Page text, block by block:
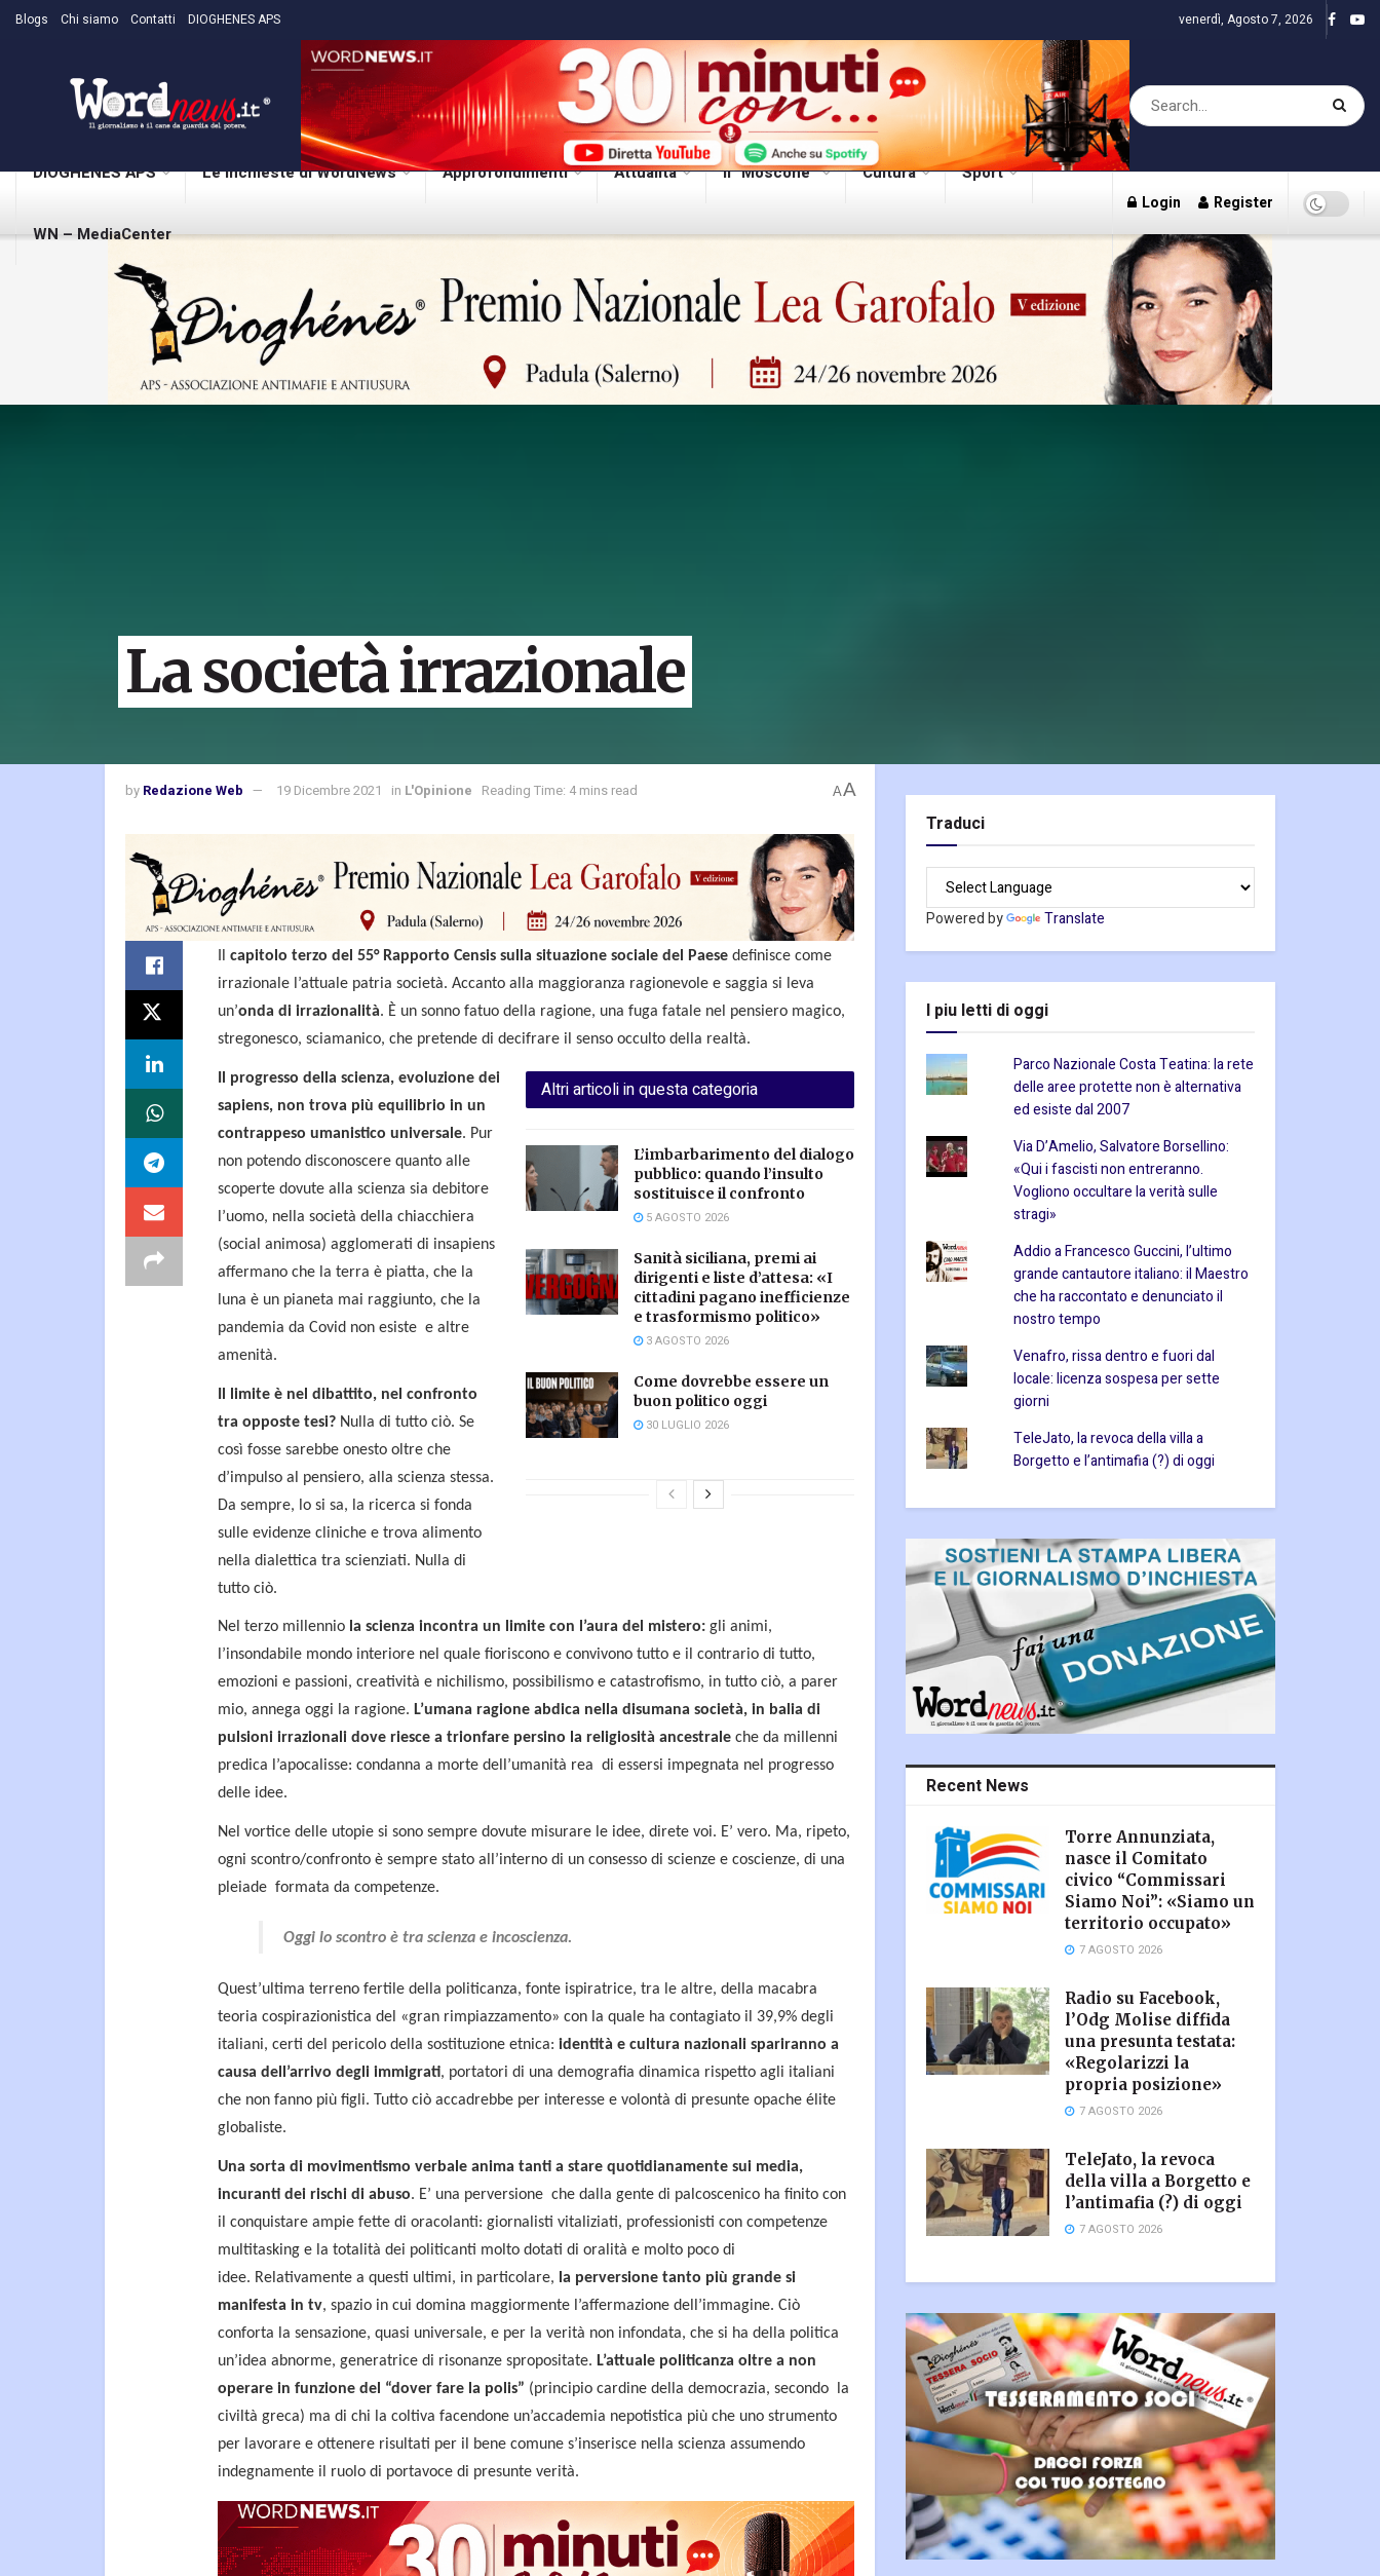
Blogs Chi siamo Contatti DIOGHENES APS venerdì, Agosto 7, 2026
DIOGHENES APS Le inchieste di WordNews Approfondimenti Attualità Il “Moscone” Cultura Sport
WN – MediaCenter
Login Register
La società irrazionale
by Redazione Web 19 Dicembre 2021 in L'Opinione Reading Time: 4 mins read AA
Il capitolo terzo del 55° Rapporto Censis sulla situazione sociale del Paese definisce come
irrazionale l’attuale patria società. Accanto alla maggioranza ragionevole e saggia si leva
un’onda di irrazionalità. È un sonno fatuo della ragione, una fuga fatale nel pensiero magico,
stregonesco, sciamanico, che pretende di decifrare il senso occulto della realtà.
Altri articoli in questa categoria
L’imbarbarimento del dialogo
pubblico: quando l’insulto
sostituisce il confronto
5 AGOSTO 2026
Sanità siciliana, premi ai
dirigenti e liste d’attesa: «I
cittadini pagano inefficienze
e trasformismo politico»
3 AGOSTO 2026
Come dovrebbe essere un
buon politico oggi
30 LUGLIO 2026
Il progresso della scienza, evoluzione dei
sapiens, non trova più equilibrio in un
contrappeso umanistico universale. Pur
non potendo disconoscere quanto alle
scoperte dovute alla scienza sia debitore
l’uomo, nella società della chiacchiera
(social animosa) agglomerati di insapiens
affermano che la terra è piatta, che la
luna è un pianeta mai raggiunto, che la
pandemia da Covid non esiste e altre
amenità.
Il limite è nel dibattito, nel confronto
tra opposte tesi? Nulla di tutto ciò. Se
così fosse sarebbe onesto oltre che
d’impulso al pensiero, alla scienza stessa.
Da sempre, lo si sa, la ricerca si fonda
sulle evidenze cliniche e trova alimento
nella dialettica tra scienziati. Nulla di
tutto ciò.
Nel terzo millennio la scienza incontra un limite con l’aura del mistero: gli animi,
l’insondabile mondo interiore nel quale fioriscono e convivono tutto e il contrario di tutto,
emozioni e passioni, creatività e nichilismo, possibilismo e catastrofismo, in tutto ciò, a parer
mio, annega oggi la ragione. L’umana ragione abdica nella disumana società, in balia di
pulsioni irrazionali dove riesce a trionfare persino la religiosità ancestrale che da millenni
predica l’apocalisse: condanna a morte dell’umanità rea di essersi impegnata nel progresso
delle idee.
Nel vortice delle utopie si sono sempre dovute misurare le idee, direte voi. E’ vero. Ma, ripeto,
ogni scontro/confronto è sempre stato all’interno di un consesso di scienze e coscienze, di una
pleiade formata da competenze.
Oggi lo scontro è tra scienza e incoscienza.
Quest’ultima terreno fertile della politicanza, fonte ispiratrice, tra le altre, della macabra
teoria cospirazionistica del «gran rimpiazzamento» con la quale ha contagiato il 39,9% degli
italiani, certi del pericolo della sostituzione etnica: identità e cultura nazionali spariranno a
causa dell’arrivo degli immigrati, portatori di una demografia dinamica rispetto agli italiani
che non fanno più figli. Tutto ciò accadrebbe per interesse e volontà di presunte opache élite
globaliste.
Una sorta di movimentismo verbale anima tanti a stare quotidianamente sui media,
incuranti dei rischi di abuso. E’ una perversione che dalla gente di palcoscenico ha finito con
il conquistare ampie fette di oracolanti: giornalisti vitaliziati, professionisti con competenze
multitasking e la totalità dei politicanti molto dotati di oralità e molto poco di
idee. Relativamente a questi ultimi, in particolare, la perversione tanto più grande si
manifesta in tv, spazio in cui domina maggiormente l’affermazione dell’immagine. Ciò
conforta la sensazione, quasi universale, e per la verità non infondata, che si ha della politica
un’idea abnorme, generatrice di risonanze spropositate. L’attuale politicanza oltre a non
operare in funzione del “dover fare la polis” (principio cardine della democrazia, secondo la
civiltà greca) ma di chi la coltiva facendone un’accademia nepotistica più che uno strumento
per lavorare e ottenere risultati per il bene comune s’inserisce nella scienza assumendo
indegnamente il ruolo di portavoce di presunte verità.
Traduci
Powered by Translate
I piu letti di oggi
Parco Nazionale Costa Teatina: la rete
delle aree protette non è alternativa
ed esiste dal 2007
Via D’Amelio, Salvatore Borsellino:
«Qui i fascisti non entreranno.
Vogliono occultare la verità sulle
stragi»
Addio a Francesco Guccini, l’ultimo
grande cantautore italiano: il Maestro
che ha raccontato e denunciato il
nostro tempo
Venafro, rissa dentro e fuori dal
locale: licenza sospesa per sette
giorni
TeleJato, la revoca della villa a
Borgetto e l’antimafia (?) di oggi
Recent News
Torre Annunziata,
nasce il Comitato
civico “Commissari
Siamo Noi”: «Siamo un
territorio occupato»
7 AGOSTO 2026
Radio su Facebook,
l’Odg Molise diffida
una presunta testata:
«Regolarizzi la
propria posizione»
7 AGOSTO 2026
TeleJato, la revoca
della villa a Borgetto e
l’antimafia (?) di oggi
7 AGOSTO 2026